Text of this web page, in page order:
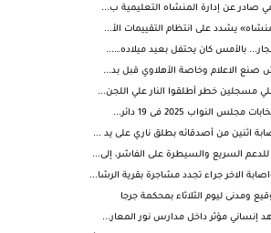
صادر عن إدارة المنشاه التعليمية ب...
يشدد على انتظام التقييمات الأ...
بالأمس كان يحتفل بعيد ميلاده…...
صنع الاعلام وخاصة الأهلاوي قبل بد...
مسجلين خطر أطلقوا النار علي اللجن...
النواب 2025 فى 19 دائر...
اثنين من أصدقائه بطلق ناري على يد ...
السريع والسيطرة على الفاشر، إلى...
الاخر جراء تجدد مشاجرة بقرية الرشا...
ومدنى ليوم الثلاثاء بمحكمة جرجا
إنساني مؤثر داخل مدارس نور المعار...